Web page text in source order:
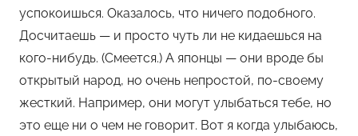
успокоишься. Оказалось, что ничего подобного.
Досчитаешь — и просто чуть ли не кидаешься на
кого-нибудь. (Смеется.) А японцы — они вроде бы
открытый народ, но очень непростой, по-своему
жесткий. Например, они могут улыбаться тебе, но
это еще ни о чем не говорит. Вот я когда улыбаюсь,